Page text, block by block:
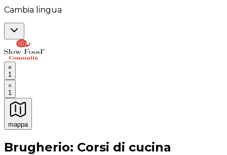
Cambia lingua
1
1
mappa
Esperienze culinarie indimenticabili: Esperienze
Brugherio: Corsi di cucina